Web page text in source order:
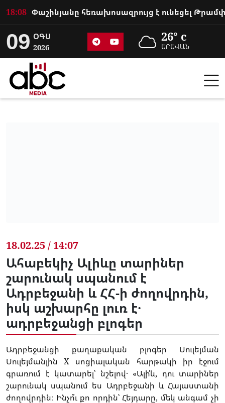
18:08
09 ՕԳՍ
2026
26° c
ԵՐԵՎԱՆ
18.02.25 / 14:07
Ահաբեկիչ Ալիևը տարիներ
շարունակ սպանում է
Ադրբեջանի և ՀՀ-ի ժողովրդին,
իսկ աշխարհը լուռ է․
ադրբեջանցի բլոգեր
Ադրբեջանցի քաղաքական բլոգեր Սուլեյման
Սուլեյմանլին X սոցիալական հարթակի իր էջում
գրառում է կատարել՝ նշելով․ «Ալի՛և, դու տարիներ
շարունակ սպանում ես Ադրբեջանի և Հայաստանի
ժողովրդին։ Ինչո՞ւ քո որդին՝ Հեյդարը, մեկ անգամ չի